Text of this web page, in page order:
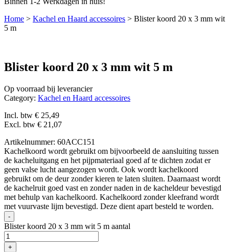
Home > Kachel en Haard accessoires > Blister koord 20 x 3 mm wit
5 m
Blister koord 20 x 3 mm wit 5 m
Op voorraad bij leverancier
Category: Kachel en Haard accessoires
Incl. btw € 25,49
Excl. btw € 21,07
Artikelnummer: 60ACC151
Kachelkoord wordt gebruikt om bijvoorbeeld de aansluiting tussen
de kacheluitgang en het pijpmateriaal goed af te dichten zodat er
geen valse lucht aangezogen wordt. Ook wordt kachelkoord
gebruikt om de deur zonder kieren te laten sluiten. Daarnaast wordt
de kachelruit goed vast en zonder naden in de kacheldeur bevestigd
met behulp van kachelkoord. Kachelkoord zonder kleefrand wordt
met vuurvaste lijm bevestigd. Deze dient apart besteld te worden.
-
Blister koord 20 x 3 mm wit 5 m aantal
+